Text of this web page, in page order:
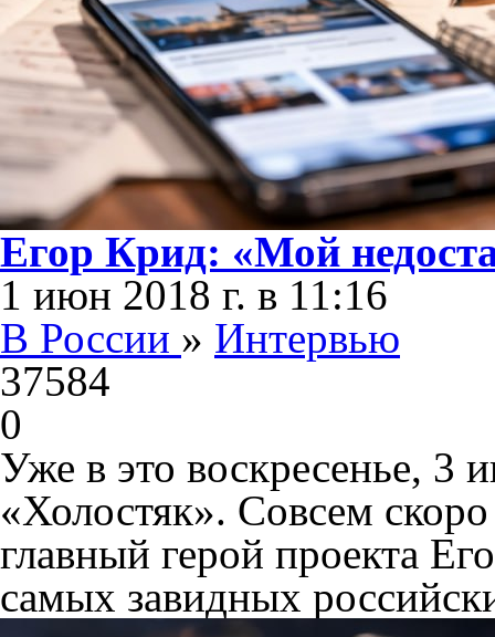
Егор Крид: «Мой
1 июн 2018 г. в 11:16
В России » Интервью
37584
0
Уже в это воскресенье,
«Холостяк». Совсем
главный герой проекта
самых завидных